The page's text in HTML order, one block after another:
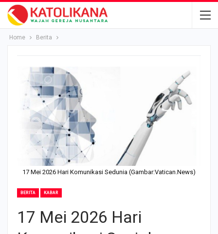
Home Berita
17 Mei 2026 Hari Komunikasi Sedunia (Gambar:Vatican.News)
BERITA KABAR
17 Mei 2026 Hari